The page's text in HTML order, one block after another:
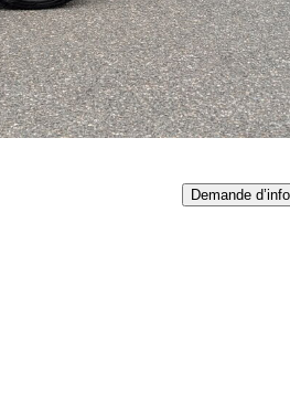
Bonne
Demande d’info